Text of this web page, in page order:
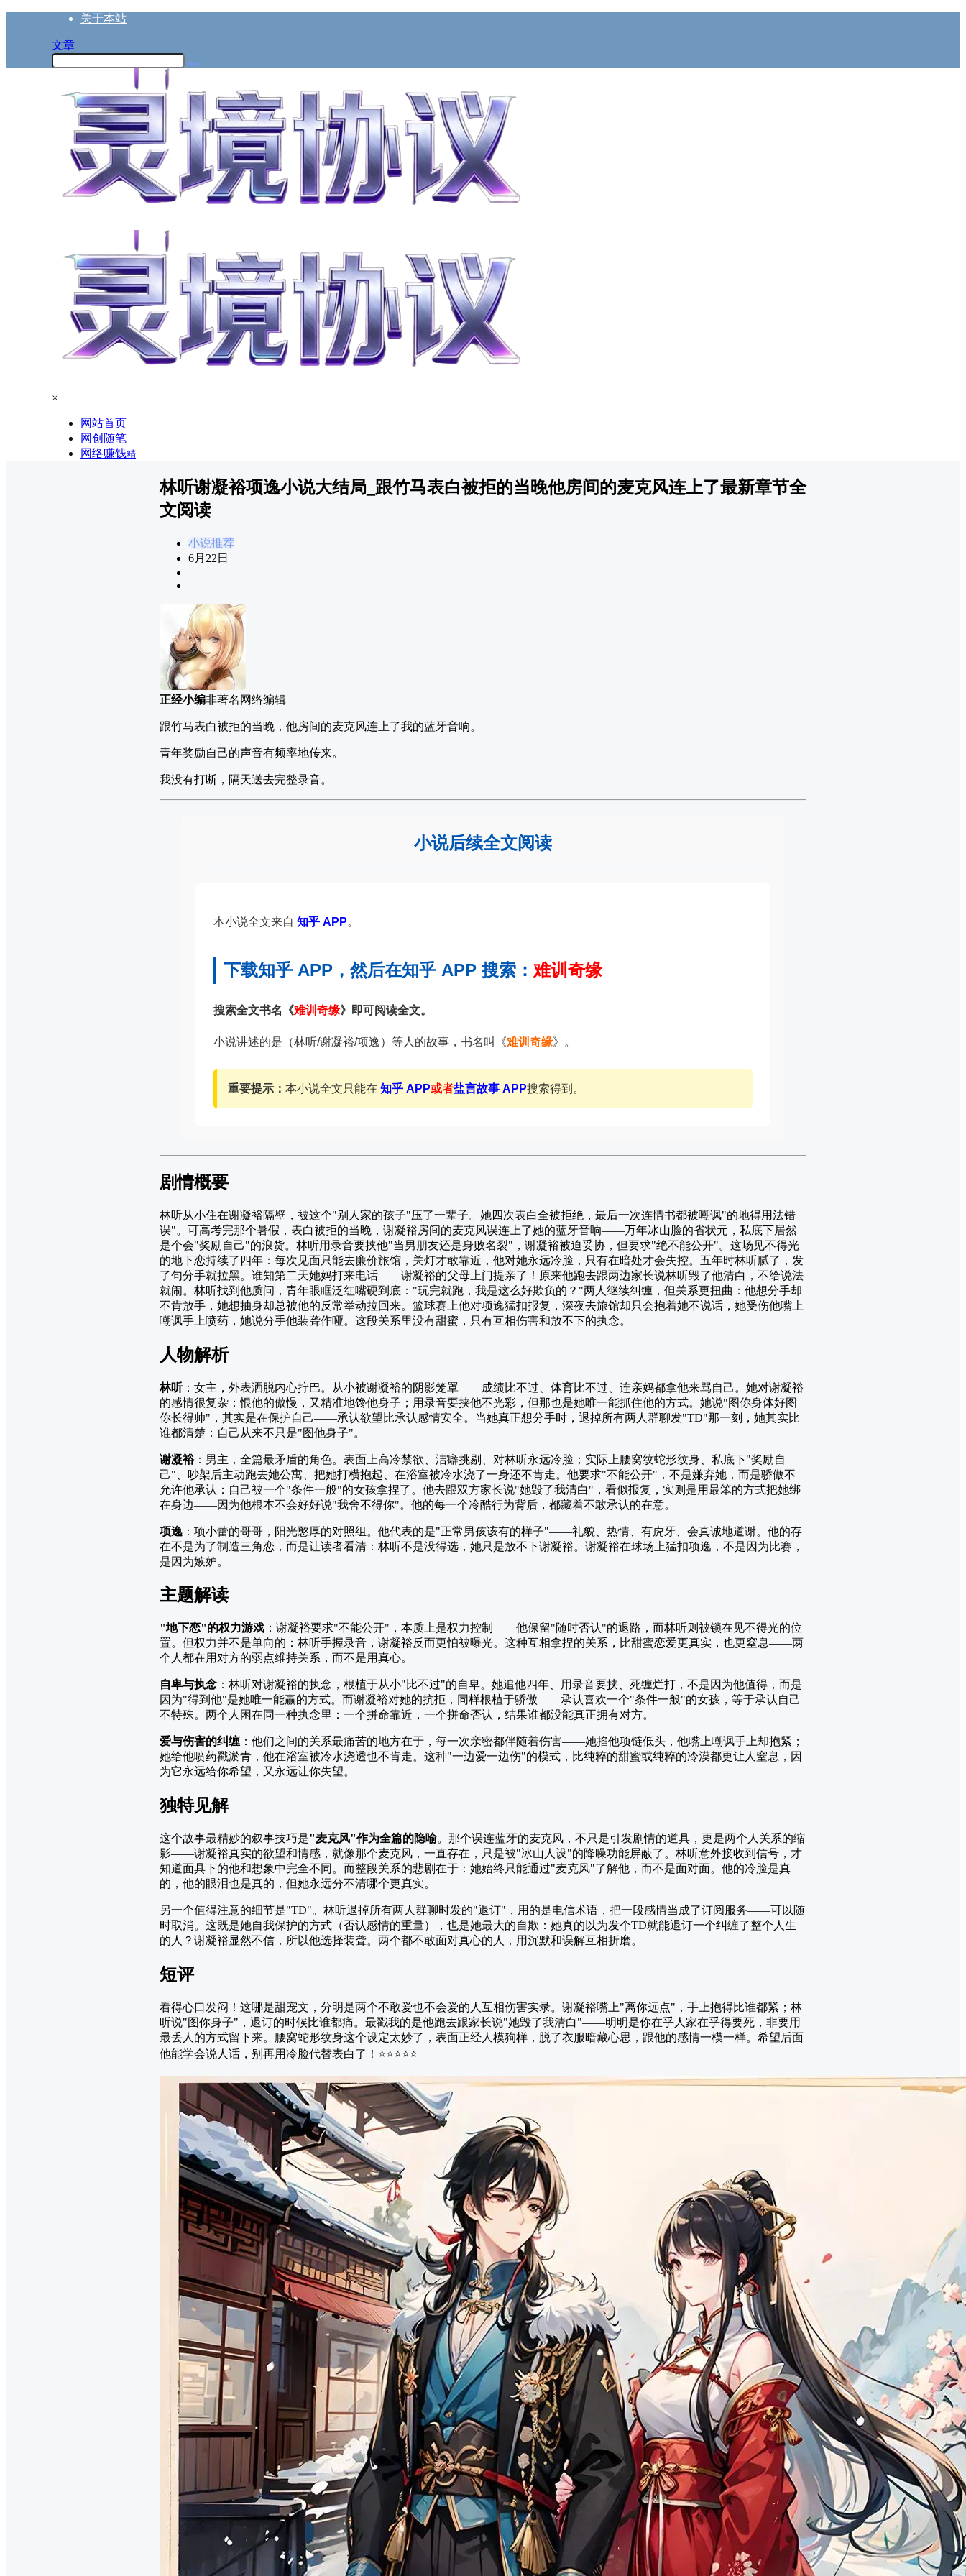
关于本站
文章
×
网站首页
网创随笔
网络赚钱精
林听谢凝裕项逸小说大结局_跟竹马表白被拒的当晚他房间的麦克风连上了最新章节全
文阅读
小说推荐
6月22日
正经小编非著名网络编辑
跟竹马表白被拒的当晚，他房间的麦克风连上了我的蓝牙音响。
青年奖励自己的声音有频率地传来。
我没有打断，隔天送去完整录音。
小说后续全文阅读
本小说全文来自 知乎 APP。
下载知乎 APP，然后在知乎 APP 搜索： 难训奇缘
搜索全文书名《难训奇缘》即可阅读全文。
小说讲述的是（林听/谢凝裕/项逸）等人的故事，书名叫《难训奇缘》。
重要提示： 本小说全文只能在 知乎 APP或者盐言故事 APP搜索得到。
剧情概要
林听从小住在谢凝裕隔壁，被这个"别人家的孩子"压了一辈子。她四次表白全被拒绝，最后一次连情书都被嘲讽"的地得用法错
误"。可高考完那个暑假，表白被拒的当晚，谢凝裕房间的麦克风误连上了她的蓝牙音响——万年冰山脸的省状元，私底下居然
是个会"奖励自己"的浪货。林听用录音要挟他"当男朋友还是身败名裂"，谢凝裕被迫妥协，但要求"绝不能公开"。这场见不得光
的地下恋持续了四年：每次见面只能去廉价旅馆，关灯才敢靠近，他对她永远冷脸，只有在暗处才会失控。五年时林听腻了，发
了句分手就拉黑。谁知第二天她妈打来电话——谢凝裕的父母上门提亲了！原来他跑去跟两边家长说林听毁了他清白，不给说法
就闹。林听找到他质问，青年眼眶泛红嘴硬到底："玩完就跑，我是这么好欺负的？"两人继续纠缠，但关系更扭曲：他想分手却
不肯放手，她想抽身却总被他的反常举动拉回来。篮球赛上他对项逸猛扣报复，深夜去旅馆却只会抱着她不说话，她受伤他嘴上
嘲讽手上喷药，她说分手他装聋作哑。这段关系里没有甜蜜，只有互相伤害和放不下的执念。
人物解析
林听：女主，外表洒脱内心拧巴。从小被谢凝裕的阴影笼罩——成绩比不过、体育比不过、连亲妈都拿他来骂自己。她对谢凝裕
的感情很复杂：恨他的傲慢，又精准地馋他身子；用录音要挟他不光彩，但那也是她唯一能抓住他的方式。她说"图你身体好图
你长得帅"，其实是在保护自己——承认欲望比承认感情安全。当她真正想分手时，退掉所有两人群聊发"TD"那一刻，她其实比
谁都清楚：自己从来不只是"图他身子"。
谢凝裕：男主，全篇最矛盾的角色。表面上高冷禁欲、洁癖挑剔、对林听永远冷脸；实际上腰窝纹蛇形纹身、私底下"奖励自
己"、吵架后主动跑去她公寓、把她打横抱起、在浴室被冷水浇了一身还不肯走。他要求"不能公开"，不是嫌弃她，而是骄傲不
允许他承认：自己被一个"条件一般"的女孩拿捏了。他去跟双方家长说"她毁了我清白"，看似报复，实则是用最笨的方式把她绑
在身边——因为他根本不会好好说"我舍不得你"。他的每一个冷酷行为背后，都藏着不敢承认的在意。
项逸 ：项小蕾的哥哥，阳光憨厚的对照组。他代表的是"正常男孩该有的样子"——礼貌、热情、有虎牙、会真诚地道谢。他的存
在不是为了制造三角恋，而是让读者看清：林听不是没得选，她只是放不下谢凝裕。谢凝裕在球场上猛扣项逸，不是因为比赛，
是因为嫉妒。
主题解读
"地下恋"的权力游戏 ：谢凝裕要求"不能公开"，本质上是权力控制——他保留"随时否认"的退路，而林听则被锁在见不得光的位
置。但权力并不是单向的：林听手握录音，谢凝裕反而更怕被曝光。这种互相拿捏的关系，比甜蜜恋爱更真实，也更窒息——两
个人都在用对方的弱点维持关系，而不是用真心。
自卑与执念 ：林听对谢凝裕的执念，根植于从小"比不过"的自卑。她追他四年、用录音要挟、死缠烂打，不是因为他值得，而是
因为"得到他"是她唯一能赢的方式。而谢凝裕对她的抗拒，同样根植于骄傲——承认喜欢一个"条件一般"的女孩，等于承认自己
不特殊。两个人困在同一种执念里：一个拼命靠近，一个拼命否认，结果谁都没能真正拥有对方。
爱与伤害的纠缠 ：他们之间的关系最痛苦的地方在于，每一次亲密都伴随着伤害——她掐他项链低头，他嘴上嘲讽手上却抱紧；
她给他喷药戳淤青，他在浴室被冷水浇透也不肯走。这种"一边爱一边伤"的模式，比纯粹的甜蜜或纯粹的冷漠都更让人窒息，因
为它永远给你希望，又永远让你失望。
独特见解
这个故事最精妙的叙事技巧是"麦克风"作为全篇的隐喻。那个误连蓝牙的麦克风，不只是引发剧情的道具，更是两个人关系的缩
影——谢凝裕真实的欲望和情感，就像那个麦克风，一直存在，只是被"冰山人设"的降噪功能屏蔽了。林听意外接收到信号，才
知道面具下的他和想象中完全不同。而整段关系的悲剧在于：她始终只能通过"麦克风"了解他，而不是面对面。他的冷脸是真
的，他的眼泪也是真的，但她永远分不清哪个更真实。
另一个值得注意的细节是"TD"。林听退掉所有两人群聊时发的"退订"，用的是电信术语，把一段感情当成了订阅服务——可以随
时取消。这既是她自我保护的方式（否认感情的重量），也是她最大的自欺：她真的以为发个TD就能退订一个纠缠了整个人生
的人？谢凝裕显然不信，所以他选择装聋。两个都不敢面对真心的人，用沉默和误解互相折磨。
短评
看得心口发闷！这哪是甜宠文，分明是两个不敢爱也不会爱的人互相伤害实录。谢凝裕嘴上"离你远点"，手上抱得比谁都紧；林
听说"图你身子"，退订的时候比谁都痛。最戳我的是他跑去跟家长说"她毁了我清白"——明明是你在乎人家在乎得要死，非要用
最丢人的方式留下来。腰窝蛇形纹身这个设定太妙了，表面正经人模狗样，脱了衣服暗藏心思，跟他的感情一模一样。希望后面
他能学会说人话，别再用冷脸代替表白了！⭐⭐⭐⭐⭐